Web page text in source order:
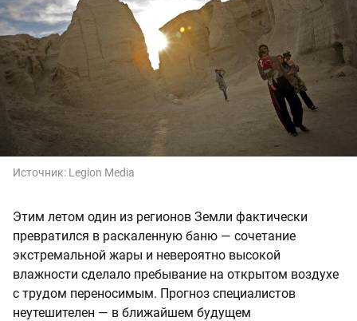
Источник: Legion Media
Этим летом один из регионов Земли фактически
превратился в раскаленную баню — сочетание
экстремальной жары и невероятно высокой
влажности сделало пребывание на открытом воздухе
с трудом переносимым. Прогноз специалистов
неутешителен — в ближайшем будущем